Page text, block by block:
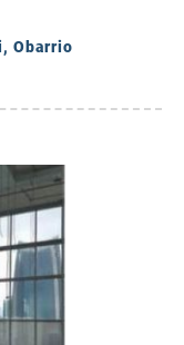
Obarrio